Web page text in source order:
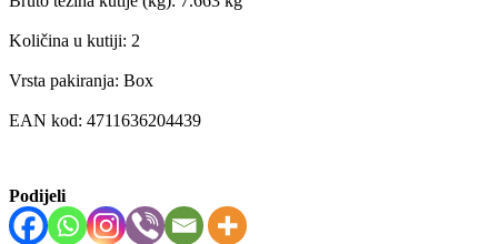
Količina u kutiji: 2
Vrsta pakiranja: Box
EAN kod: 4711636204439
Podijeli